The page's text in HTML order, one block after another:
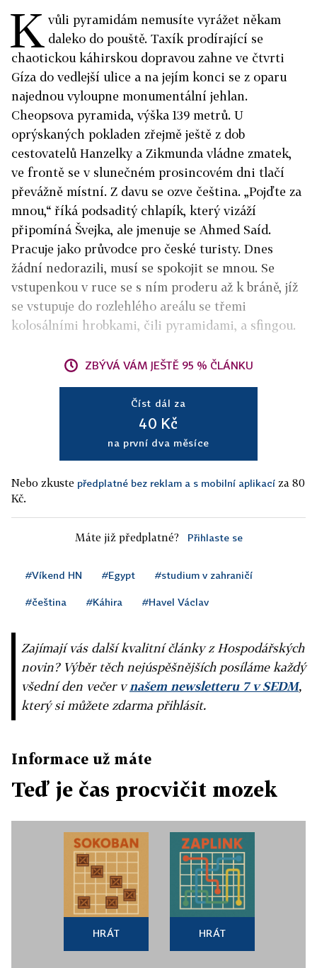
K vůli pyramidám nemusíte vyrážet někam
daleko do pouště. Taxík prodírající se
chaotickou káhirskou dopravou zahne ve čtvrti
Gíza do vedlejší ulice a na jejím konci se z oparu
najednou vyloupne monumentální jehlan.
Cheopsova pyramida, výška 139 metrů. U
oprýskaných pokladen zřejmě ještě z dob
cestovatelů Hanzelky a Zikmunda vládne zmatek,
ve frontě se v slunečném prosincovém dni tlačí
převážně místní. Z davu se ozve čeština. „Pojďte za
mnou,“ říká podsaditý chlapík, který vizáží
připomíná Švejka, ale jmenuje se Ahmed Saíd.
Pracuje jako průvodce pro české turisty. Dnes
žádní nedorazili, musí se spokojit se mnou. Se
vstupenkou v ruce se s ním proderu až k bráně, jíž
se vstupuje do rozlehlého areálu se třemi
kolosálními hrobkami, čili pyramidami, a sfingou.
ZBÝVÁ VÁM JEŠTĚ 95 % ČLÁNKU
Číst dál za
40 Kč
na první dva měsíce
Nebo zkuste předplatné bez reklam a s mobilní aplikací za 80
Kč.
Máte již předplatné? Přihlaste se
#Víkend HN #Egypt #studium v zahraničí
#čeština #Káhira #Havel Václav
Zajímají vás další kvalitní články z Hospodářských
novin? Výběr těch nejúspěšnějších posíláme každý
všední den večer vnašem newsletteru 7 v SEDM,
který si můžete zdarma přihlásit.
Informace už máte
Teď je čas procvičit mozek
HRÁT HRÁT